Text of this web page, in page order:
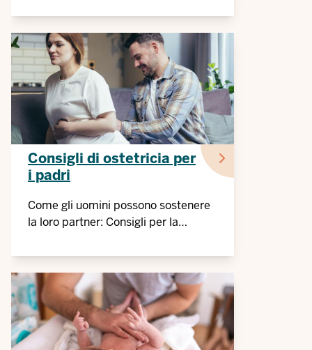
Consigli di ostetricia per
i padri
Come gli uomini possono sostenere
la loro partner: Consigli per la